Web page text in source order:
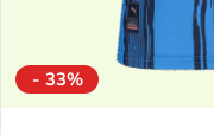
- 33%